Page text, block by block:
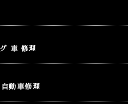
車 修理
動車修理